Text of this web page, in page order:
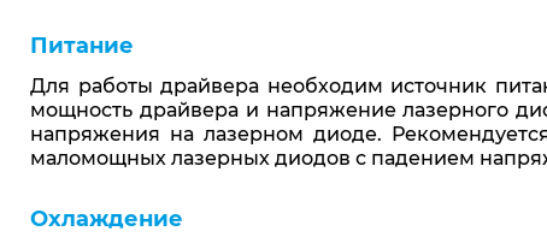
Питание
Для работы драйвера необходим источник
мощность драйвера и напряжение лазерного
напряжения на лазерном диоде.
маломощных лазерных диодов с падением
Охлаждение